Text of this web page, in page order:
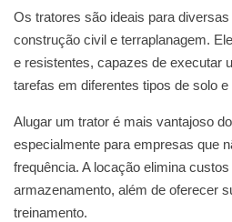
Os tratores são ideais para
construção civil e terraplanagem.
e resistentes, capazes de executar
tarefas em diferentes tipos de solo e
Alugar um trator é mais vantajoso
especialmente para empresas que
frequência. A locação elimina
armazenamento, além de oferecer
treinamento.